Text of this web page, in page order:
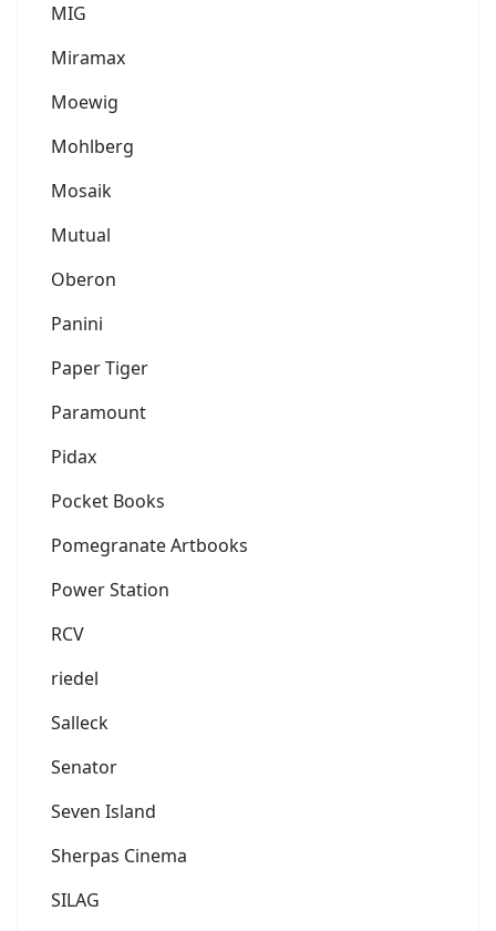
MIG
Miramax
Moewig
Mohlberg
Mosaik
Mutual
Oberon
Panini
Paper Tiger
Paramount
Pidax
Pocket Books
Pomegranate Artbooks
Power Station
RCV
riedel
Salleck
Senator
Seven Island
Sherpas Cinema
SILAG